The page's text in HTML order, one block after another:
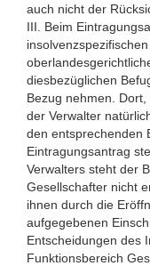
auch nicht der
III. Beim
diesbezüglichen
Bezug nehmen.
der Verwalter
den entsprechenden
Eintragungsantrag
Verwalters steht der
Gesellschafter nicht
ihnen durch die
aufgegebenen
Entscheidungen des
Funktionsbereich